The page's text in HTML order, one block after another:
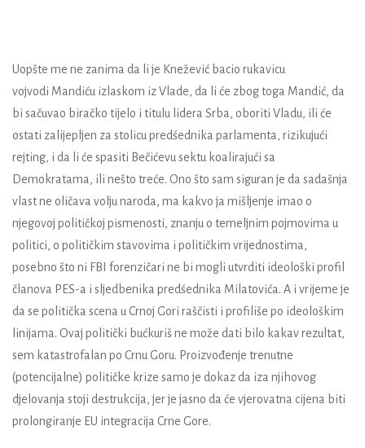
Uopšte me ne zanima da li je Knežević bacio rukavicu
vojvodi Mandiću izlaskom iz Vlade, da li će zbog toga Mandić, da
bi sačuvao biračko tijelo i titulu lidera Srba, oboriti Vladu, ili će
ostati zalijepljen za stolicu predśednika parlamenta, rizikujući
rejting, i da li će spasiti Bečićevu sektu koalirajući sa
Demokratama, ili nešto treće. Ono što sam siguran je da sadašnja
vlast ne oličava volju naroda, ma kakvo ja mišljenje imao o
njegovoj političkoj pismenosti, znanju o temeljnim pojmovima u
politici, o političkim stavovima i političkim vrijednostima,
posebno što ni FBI forenzičari ne bi mogli utvrditi ideološki profil
članova PES-a i sljedbenika predśednika Milatovića. A i vrijeme je
da se politička scena u Crnoj Gori raščisti i profiliše po ideološkim
linijama. Ovaj politički bućkuriš ne može dati bilo kakav rezultat,
sem katastrofalan po Crnu Goru. Proizvođenje trenutne
(potencijalne) političke krize samo je dokaz da iza njihovog
djelovanja stoji destrukcija, jer je jasno da će vjerovatna cijena biti
prolongiranje EU integracija Crne Gore.